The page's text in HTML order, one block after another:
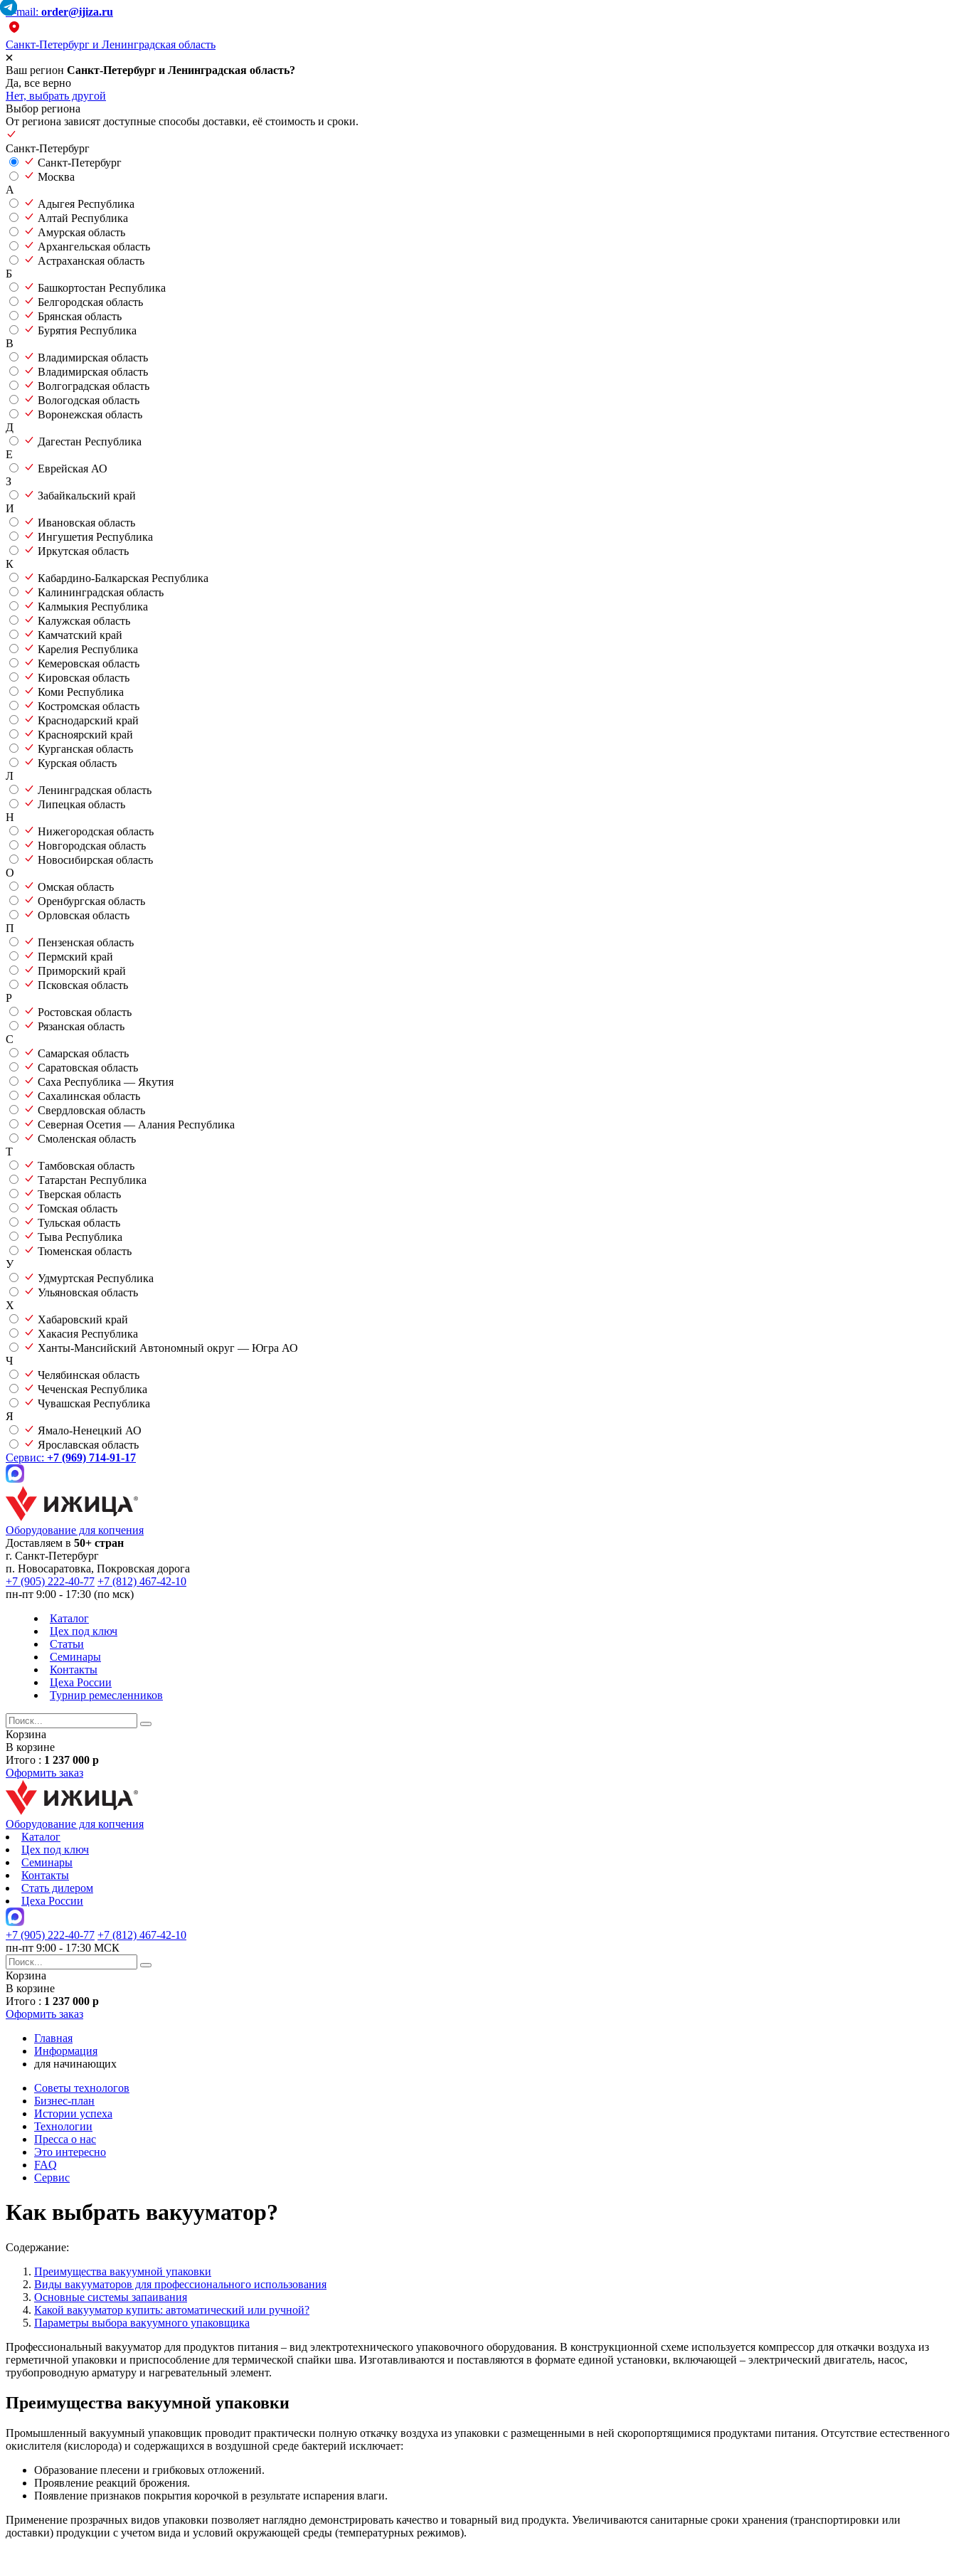
E-mail: order@ijiza.ru
Санкт-Петербург и Ленинградская область
Ваш регион Санкт-Петербург и Ленинградская область?
Да, все верно
Нет, выбрать другой
Выбор региона
От региона зависят доступные способы доставки, её стоимость и сроки.
Санкт-Петербург
Санкт-Петербург
Москва
А
Адыгея Республика
Алтай Республика
Амурская область
Архангельская область
Астраханская область
Б
Башкортостан Республика
Белгородская область
Брянская область
Бурятия Республика
В
Владимирская область
Владимирская область
Волгоградская область
Вологодская область
Воронежская область
Д
Дагестан Республика
Е
Еврейская АО
З
Забайкальский край
И
Ивановская область
Ингушетия Республика
Иркутская область
К
Кабардино-Балкарская Республика
Калининградская область
Калмыкия Республика
Калужская область
Камчатский край
Карелия Республика
Кемеровская область
Кировская область
Коми Республика
Костромская область
Краснодарский край
Красноярский край
Курганская область
Курская область
Л
Ленинградская область
Липецкая область
Н
Нижегородская область
Новгородская область
Новосибирская область
О
Омская область
Оренбургская область
Орловская область
П
Пензенская область
Пермский край
Приморский край
Псковская область
Р
Ростовская область
Рязанская область
С
Самарская область
Саратовская область
Саха Республика — Якутия
Сахалинская область
Свердловская область
Северная Осетия — Алания Республика
Смоленская область
Т
Тамбовская область
Татарстан Республика
Тверская область
Томская область
Тульская область
Тыва Республика
Тюменская область
У
Удмуртская Республика
Ульяновская область
Х
Хабаровский край
Хакасия Республика
Ханты-Мансийский Автономный округ — Югра АО
Ч
Челябинская область
Чеченская Республика
Чувашская Республика
Я
Ямало-Ненецкий АО
Ярославская область
Сервис: +7 (969) 714-91-17
Оборудование для копчения
Доставляем в 50+ стран
г. Санкт-Петербург
п. Новосаратовка, Покровская дорога
+7 (905) 222-40-77 +7 (812) 467-42-10
пн-пт 9:00 - 17:30 (по мск)
Каталог
Цех под ключ
Статьи
Семинары
Контакты
Цеха России
Турнир ремесленников
Корзина
В корзине
Итого : 1 237 000 р
Оформить заказ
Оборудование для копчения
Каталог
Цех под ключ
Семинары
Контакты
Стать дилером
Цеха России
+7 (905) 222-40-77 +7 (812) 467-42-10
пн-пт 9:00 - 17:30 МСК
Корзина
В корзине
Итого : 1 237 000 р
Оформить заказ
Главная
Информация
для начинающих
Советы технологов
Бизнес-план
Истории успеха
Технологии
Пресса о нас
Это интересно
FAQ
Сервис
Как выбрать вакууматор?
Содержание:
Преимущества вакуумной упаковки
Виды вакууматоров для профессионального использования
Основные системы запаивания
Какой вакууматор купить: автоматический или ручной?
Параметры выбора вакуумного упаковщика
Профессиональный вакууматор для продуктов питания – вид электротехнического упаковочного оборудования. В конструкционной схеме используется компрессор для откачки воздуха из
герметичной упаковки и приспособление для термической спайки шва. Изготавливаются и поставляются в формате единой установки, включающей – электрический двигатель, насос,
трубопроводную арматуру и нагревательный элемент.
Преимущества вакуумной упаковки
Промышленный вакуумный упаковщик проводит практически полную откачку воздуха из упаковки с размещенными в ней скоропортящимися продуктами питания. Отсутствие естественного
окислителя (кислорода) и содержащихся в воздушной среде бактерий исключает:
Образование плесени и грибковых отложений.
Проявление реакций брожения.
Появление признаков покрытия корочкой в результате испарения влаги.
Применение прозрачных видов упаковки позволяет наглядно демонстрировать качество и товарный вид продукта. Увеличиваются санитарные сроки хранения (транспортировки или
доставки) продукции с учетом вида и условий окружающей среды (температурных режимов).